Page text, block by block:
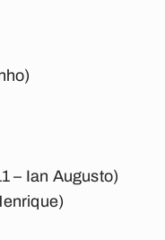
– Ian Augusto)